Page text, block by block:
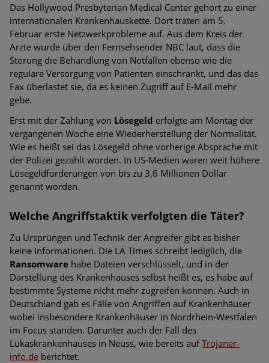
Das Hollywood Presbyterian Medical Center gehört zu einer
internationalen Krankenhauskette. Dort traten am 5.
Februar erste Netzwerkprobleme auf. Aus dem Kreis der
Ärzte wurde über den Fernsehsender NBC laut, dass die
Störung die Behandlung von Notfällen ebenso wie die
reguläre Versorgung von Patienten einschränkt, und das das
Fax überlastet sie, da es keinen Zugriff auf E-Mail mehr
gebe.
Erst mit der Zahlung von Lösegeld erfolgte am Montag der
vergangenen Woche eine Wiederherstellung der Normalität.
Wie es heißt sei das Lösegeld ohne vorherige Absprache mit
der Polizei gezahlt worden. In US-Medien waren weit höhere
Lösegeldforderungen von bis zu 3,6 Millionen Dollar
genannt worden.
Welche Angriffstaktik verfolgten die Täter?
Zu Ursprüngen und Technik der Angreifer gibt es bisher
keine Informationen. Die LA Times schreibt lediglich, die
Ransomware habe Dateien verschlüsselt, und in der
Darstellung des Krankenhauses selbst heißt es, es habe auf
bestimmte Systeme nicht mehr zugreifen können. Auch in
Deutschland gab es Fälle von Angriffen auf Krankenhäuser
wobei insbesondere Krankenhäuser in Nordrhein-Westfalen
im Focus standen. Darunter auch der Fall des
Lukaskrankenhauses in Neuss, wie bereits aufTrojaner-
info.de berichtet.